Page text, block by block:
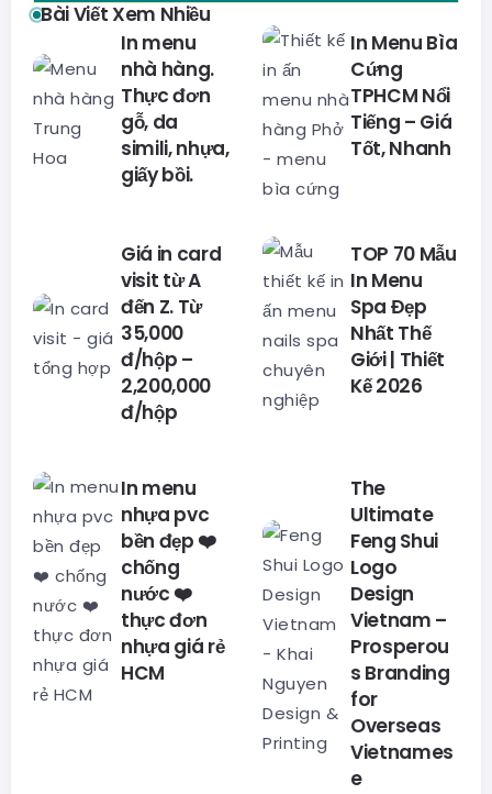
Bài Viết Xem Nhiều
In menu
nhà hàng.
Thực đơn
gỗ, da
simili, nhựa,
giấy bồi.
In Menu Bìa
Cứng
TPHCM Nổi
Tiếng – Giá
Tốt, Nhanh
Giá in card
visit từ A
đến Z. Từ
35,000
đ/hộp –
2,200,000
đ/hộp
TOP 70 Mẫu
In Menu
Spa Đẹp
Nhất Thế
Giới | Thiết
Kế 2026
In menu
nhựa pvc
bền đẹp ❤️
chống
nước ❤️
thực đơn
nhựa giá rẻ
HCM
The
Ultimate
Feng Shui
Logo
Design
Vietnam –
Prosperou
s Branding
for
Overseas
Vietnames
e